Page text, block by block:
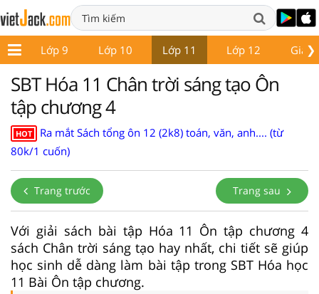
❯
8 Lớp 9 Lớp 10 Lớp 11 Lớp 12 Giáo
SBT Hóa 11 Chân trời sáng tạo Ôn
tập chương 4
HOT
Ra mắt Sách tổng ôn 12 (2k8) toán, văn, anh.... (từ
80k/1 cuốn)
Trang trước Trang sau
Với giải sách bài tập Hóa 11 Ôn tập chương 4
sách Chân trời sáng tạo hay nhất, chi tiết sẽ giúp
học sinh dễ dàng làm bài tập trong SBT Hóa học
11 Bài Ôn tập chương.